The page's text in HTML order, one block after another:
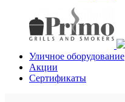
Уличное оборудование
Акции
Сертификаты